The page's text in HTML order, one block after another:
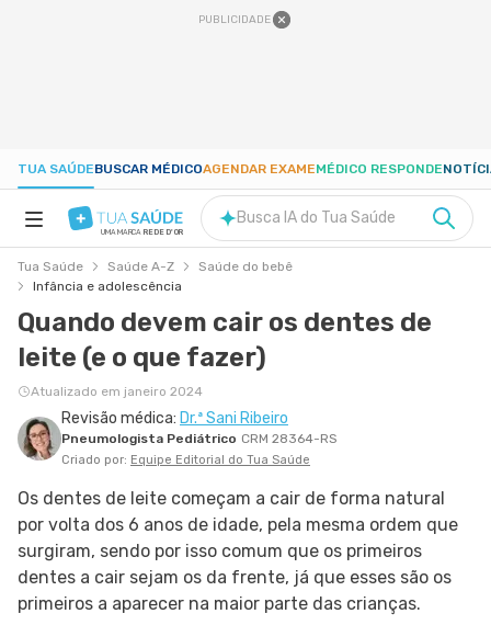
PUBLICIDADE
TUA SAÚDEBUSCAR MÉDICOAGENDAR EXAMEMÉDICO RESPONDE
SAÚDE A-Z
GRAVIDEZ
BEM-ESTAR
SIGA O TUA SAÚDE NAS REDES SOCIAIS
UMA MARCA REDE D'OR
Busca IA do Tua Saúde
Tua Saúde Saúde A-Z
Saúde do bebê
Infância e adolescência
Quando devem cair os dentes de
leite (e o que fazer)
Atualizado em janeiro 2024
Revisão médica: Dr.ª Sani Ribeiro
Pneumologista Pediátrico CRM 28364-RS
Criado por: Equipe Editorial do Tua Saúde
Os dentes de leite começam a cair de forma natural
por volta dos 6 anos de idade, pela mesma ordem que
surgiram, sendo por isso comum que os primeiros
dentes a cair sejam os da frente, já que esses são os
primeiros a aparecer na maior parte das crianças.